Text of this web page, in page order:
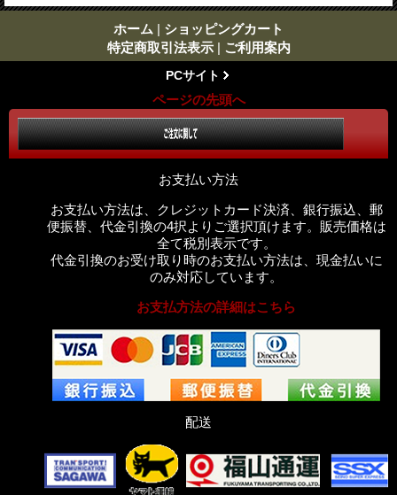
ホーム | ショッピングカート
特定商取引法表示 | ご利用案内
PCサイト
ページの先頭へ
お支払い方法
お支払い方法は、クレジットカード決済、銀行振込、郵
便振替、代金引換の4択よりご選択頂けます。販売価格は
全て税別表示です。
代金引換のお受け取り時のお支払い方法は、現金払いに
のみ対応しています。
お支払方法の詳細はこちら
配送